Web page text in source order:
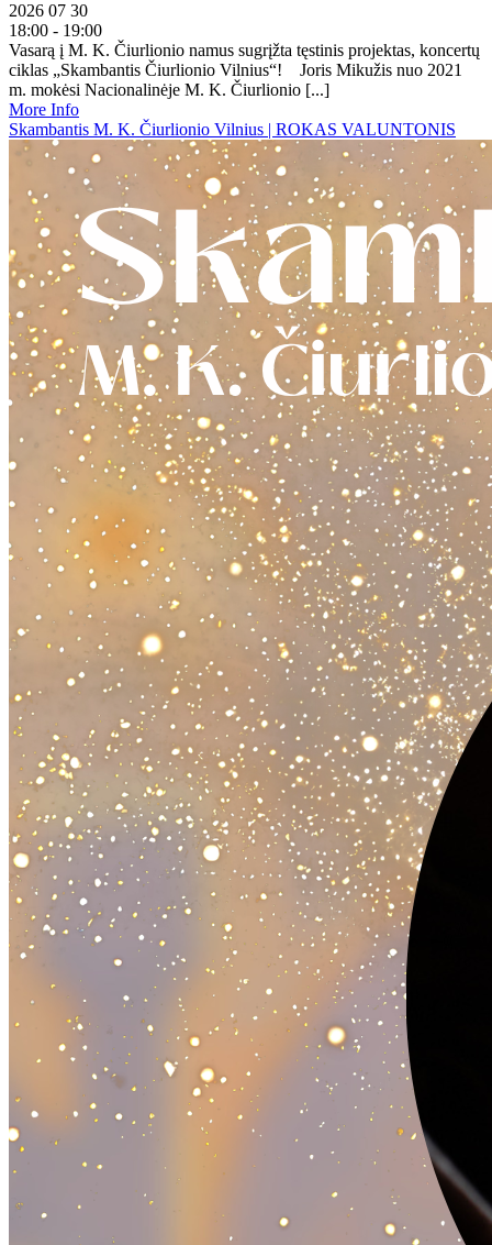
2026 07 30
18:00 - 19:00
Vasarą į M. K. Čiurlionio namus sugrįžta tęstinis projektas, koncertų
ciklas „Skambantis Čiurlionio Vilnius“! Joris Mikužis nuo 2021
m. mokėsi Nacionalinėje M. K. Čiurlionio [...]
More Info
Skambantis M. K. Čiurlionio Vilnius | ROKAS VALUNTONIS